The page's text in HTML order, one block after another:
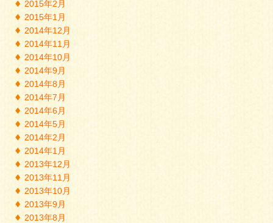
2015年2月
2015年1月
2014年12月
2014年11月
2014年10月
2014年9月
2014年8月
2014年7月
2014年6月
2014年5月
2014年2月
2014年1月
2013年12月
2013年11月
2013年10月
2013年9月
2013年8月